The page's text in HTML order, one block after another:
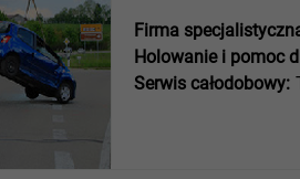
Firma
Holowanie i pomoc
Serwis całodobowy: